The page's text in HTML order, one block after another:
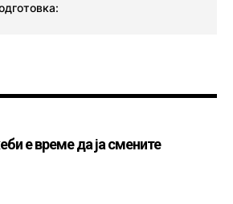
е време да ја смените